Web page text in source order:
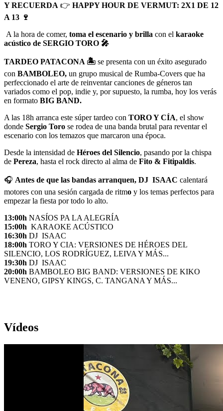
Y RECUERDA 👉 HAPPY HOUR DE VERMUT: 2X1 DE 12
A 13 🍷
A la hora de comer, toma el escenario y brilla con el karaoke
acústico de SERGIO TORO 🎤
TARDEO PATACONA 🏝️ se presenta con un éxito asegurado
con BAMBOLEO, un grupo musical de Rumba-Covers que ha
perfeccionado el arte de reinventar canciones de géneros tan
variados como el pop, indie y, por supuesto, la rumba, hoy los verás
en formato BIG BAND.
A las 18h arranca este súper tardeo con TORO Y CÍA, el show
donde Sergio Toro se rodea de una banda brutal para reventar el
escenario con los temazos que marcaron una época.
Desde la intensidad de Héroes del Silencio, pasando por la chispa
de Pereza, hasta el rock directo al alma de Fito & Fitipaldis.
🎧 Antes de que las bandas arranquen, DJ ISAAC calentará
motores con una sesión cargada de ritmo y los temas perfectos para
empezar la fiesta por todo lo alto.
13:00h NASÍOS PA LA ALEGRÍA
15:00h KARAOKE ACÚSTICO
16:30h DJ ISAAC
18:00h TORO Y CIA: VERSIONES DE HÉROES DEL
SILENCIO, LOS RODRÍGUEZ, LEIVA Y MÁS...
19:30h DJ ISAAC
20:00h BAMBOLEO BIG BAND: VERSIONES DE KIKO
VENENO, GIPSY KINGS, C. TANGANA Y MÁS...
Vídeos